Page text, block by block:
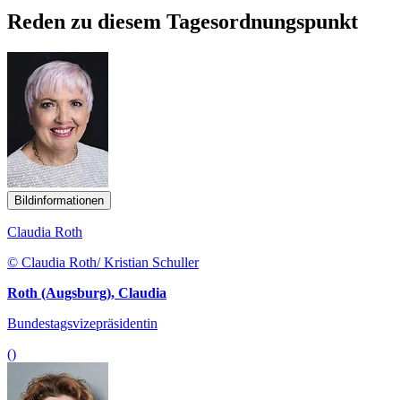
Reden zu diesem Tagesordnungspunkt
Bildinformationen
Claudia Roth
© Claudia Roth/ Kristian Schuller
Roth (Augsburg), Claudia
Bundestagsvizepräsidentin
()